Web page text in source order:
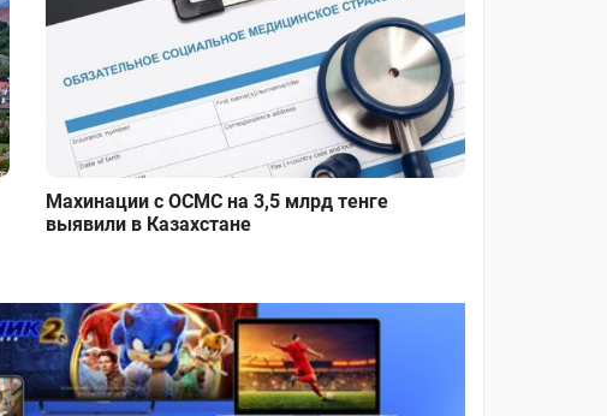
Махинации с ОСМС на 3,5 млрд тенге
выявили в Казахстане